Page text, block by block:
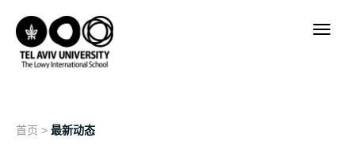
首页 > 最新动态